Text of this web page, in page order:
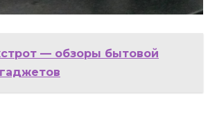
— обзоры бытовой